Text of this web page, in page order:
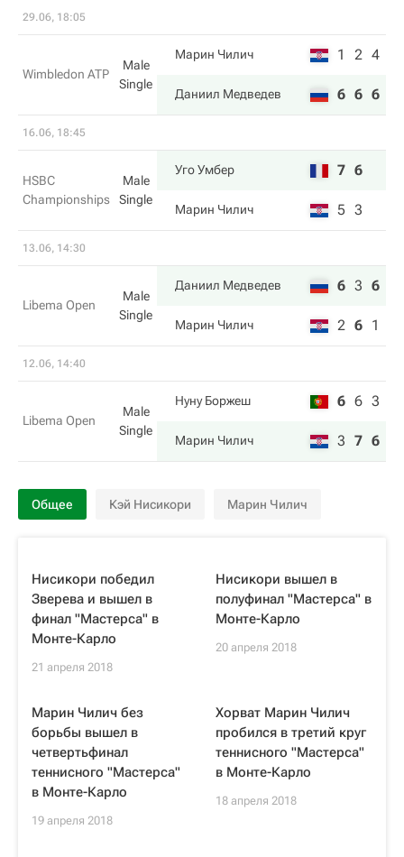
29.06, 18:05
Wimbledon ATP
Male
Single
Марин Чилич 1 2 4
Даниил Медведев 6 6 6
16.06, 18:45
HSBC
Championships
Male
Single
Уго Умбер 7 6
Марин Чилич 5 3
13.06, 14:30
Libema Open
Male
Single
Даниил Медведев 6 3 6
Марин Чилич 2 6 1
12.06, 14:40
Libema Open
Male
Single
Нуну Боржеш 6 6 3
Марин Чилич 3 7 6
Общее Кэй Нисикори Марин Чилич
Нисикори победил
Зверева и вышел в
финал "Мастерса" в
Монте-Карло
21 апреля 2018
Нисикори вышел в
полуфинал "Мастерса" в
Монте-Карло
20 апреля 2018
Марин Чилич без
борьбы вышел в
четвертьфинал
теннисного "Мастерса"
в Монте-Карло
19 апреля 2018
Хорват Марин Чилич
пробился в третий круг
теннисного "Мастерса"
в Монте-Карло
18 апреля 2018